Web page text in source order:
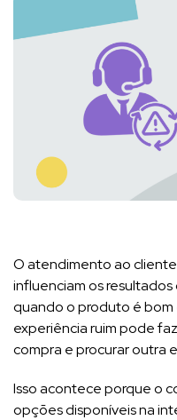
O atendimento ao
influenciam os resultados
quando o produto é
experiência ruim pode
compra e procurar outra
Isso acontece porque o
opções disponíveis na